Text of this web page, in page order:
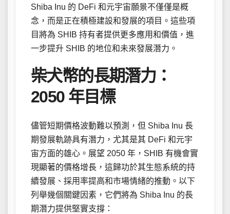
Shiba Inu 的 DeFi 和元宇宙願景不僅僅是概
念，而是正在積極建設和發展的項目。這些項
目將為 SHIB 持有者提供更多應用和價值，進
一步提升 SHIB 的地位和未來發展潛力。
柴犬幣的長期潛力：
2050 年目標
儘管短期價格波動難以預測，但 Shiba Inu 長
期發展軌跡具有潛力，尤其是其 DeFi 和元宇
宙方面的雄心。展望 2050 年，SHIB 有機會實
現顯著的價格增長，這歸功於其生態系統的持
續發展、採用率提高和市場情緒的推動。以下
列舉幾個關鍵因素，它們將為 Shiba Inu 的長
期潛力提供堅實支撐：